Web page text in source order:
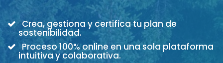
Crea, gestiona y certifica tu plan de
sostenibilidad.
Proceso 100% online en una sola plataforma
intuitiva y colaborativa.